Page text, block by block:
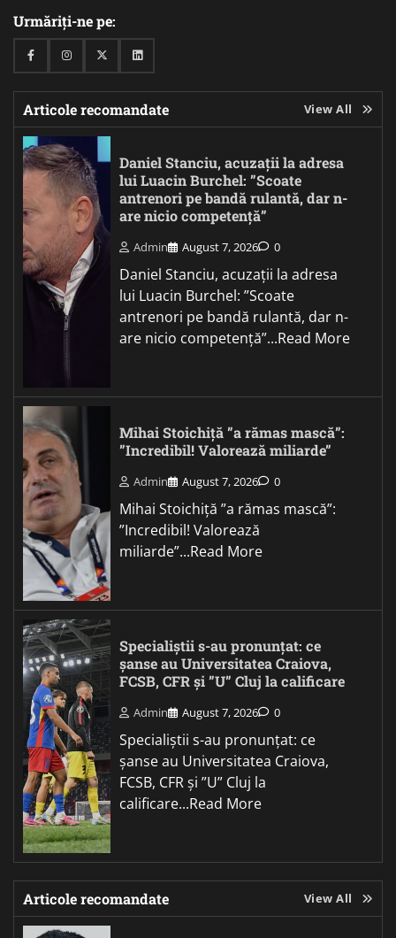
Urmăriți-ne pe:
FacebookInstagramTwitterLinkedin
Articole recomandate View All
Daniel Stanciu, acuzații la adresa
lui Luacin Burchel: ”Scoate
antrenori pe bandă rulantă, dar n-
are nicio competență”
Admin August 7, 2026 0
Daniel Stanciu, acuzații la adresa
lui Luacin Burchel: ”Scoate
antrenori pe bandă rulantă, dar n-
are nicio competență”...Read More
Mihai Stoichiță ”a rămas mască”:
”Incredibil! Valorează miliarde”
Admin August 7, 2026 0
Mihai Stoichiță ”a rămas mască”:
”Incredibil! Valorează
miliarde”...Read More
Specialiștii s-au pronunțat: ce
șanse au Universitatea Craiova,
FCSB, CFR și ”U” Cluj la calificare
Admin August 7, 2026 0
Specialiștii s-au pronunțat: ce
șanse au Universitatea Craiova,
FCSB, CFR și ”U” Cluj la
calificare...Read More
Articole recomandate View All